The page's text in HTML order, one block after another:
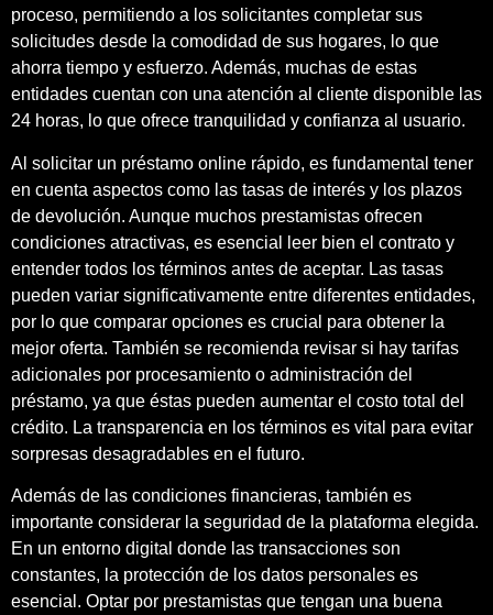
proceso, permitiendo a los solicitantes completar sus
solicitudes desde la comodidad de sus hogares, lo que
ahorra tiempo y esfuerzo. Además, muchas de estas
entidades cuentan con una atención al cliente disponible las
24 horas, lo que ofrece tranquilidad y confianza al usuario.
Al solicitar un préstamo online rápido, es fundamental tener
en cuenta aspectos como las tasas de interés y los plazos
de devolución. Aunque muchos prestamistas ofrecen
condiciones atractivas, es esencial leer bien el contrato y
entender todos los términos antes de aceptar. Las tasas
pueden variar significativamente entre diferentes entidades,
por lo que comparar opciones es crucial para obtener la
mejor oferta. También se recomienda revisar si hay tarifas
adicionales por procesamiento o administración del
préstamo, ya que éstas pueden aumentar el costo total del
crédito. La transparencia en los términos es vital para evitar
sorpresas desagradables en el futuro.
Además de las condiciones financieras, también es
importante considerar la seguridad de la plataforma elegida.
En un entorno digital donde las transacciones son
constantes, la protección de los datos personales es
esencial. Optar por prestamistas que tengan una buena